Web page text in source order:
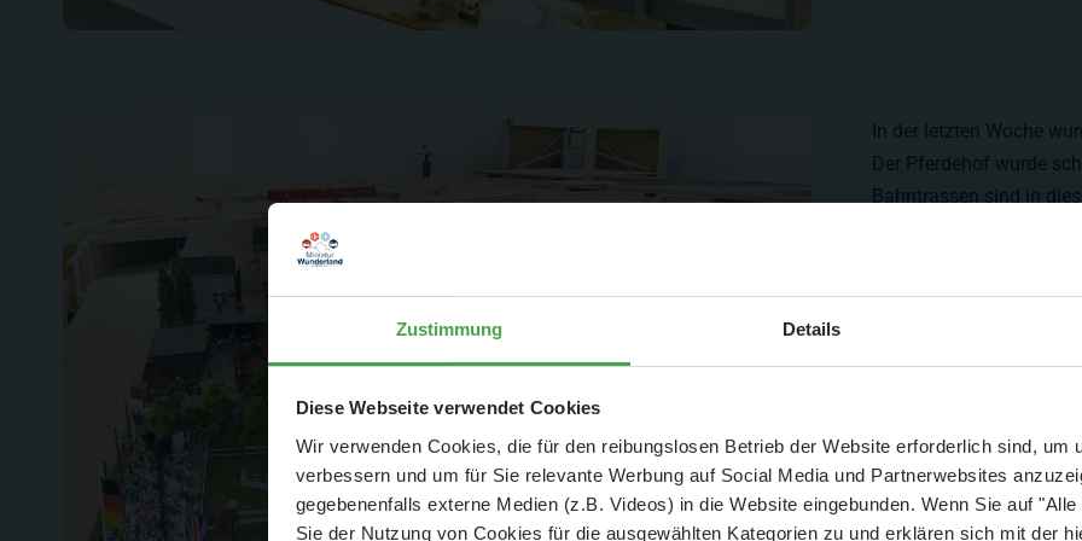
Zustimmung Details
Diese Webseite verwendet Cookies
Wir verwenden Cookies, die für den reibungslosen Betrieb der Website erforderlich sind, um
verbessern und um für Sie relevante Werbung auf Social Media und Partnerwebsites
gegebenenfalls externe Medien (z.B. Videos) in die Website eingebunden. Wenn Sie auf
Sie der Nutzung von Cookies für die ausgewählten Kategorien zu und erklären sich mit der
In der letzten Woche
Der Pferdehof wurde
Bahntrassen sind in
Aktuelle Mitteilung
Der Spar-Hammer: 25 % Ersparnis bei Große Pötte & kleine
und September - ohne Wartezeit
- Abendliche Hafenrundfahrt/Lichterfahrt 🛥️
- anschließender Wunderland-BesuchOHNEWartezeit 🚂